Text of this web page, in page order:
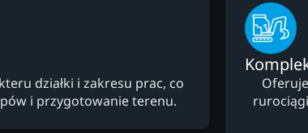
działki i zakresu prac, co
i przygotowanie terenu.